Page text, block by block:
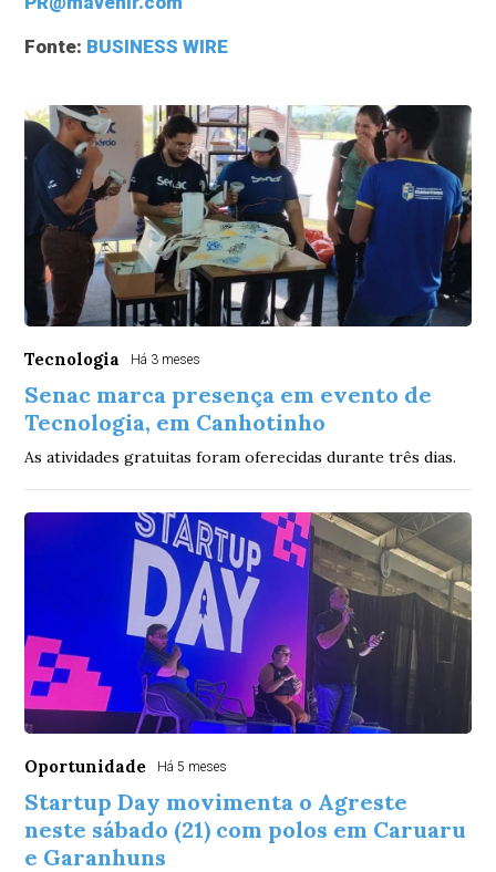
Fonte: BUSINESS WIRE
Tecnologia Há 3 meses
Senac marca presença em evento de
Tecnologia, em Canhotinho
As atividades gratuitas foram oferecidas durante três dias.
Oportunidade Há 5 meses
Startup Day movimenta o Agreste
neste sábado (21) com polos em Caruaru
e Garanhuns